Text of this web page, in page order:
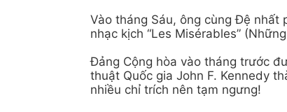
Vào tháng Sáu, ông cùng Đệ nhất
nhạc kịch “Les Misérables”
Đảng Cộng hòa vào tháng trước
thuật Quốc gia John F. Kennedy
nhiều chỉ trích nên tạm ngưng!